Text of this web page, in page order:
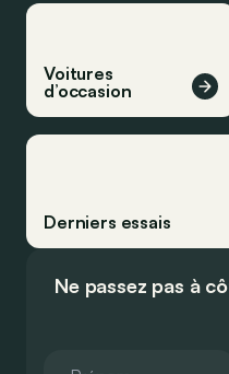
Voitures
d’occasion
Derniers essais
Ne passez pas à